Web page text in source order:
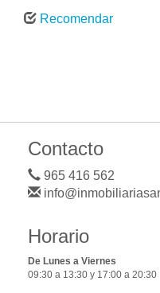
Recomendar
Contacto
965 416 562
Horario
De Lunes a Viernes
09:30 a 13:30 y 17:00 a 20:30